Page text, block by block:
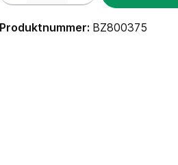
Produktnummer: BZ800375